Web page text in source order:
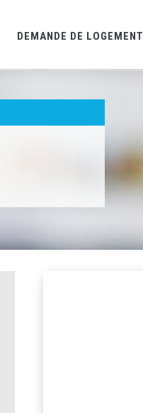
DEMANDE DE LOGEMENT